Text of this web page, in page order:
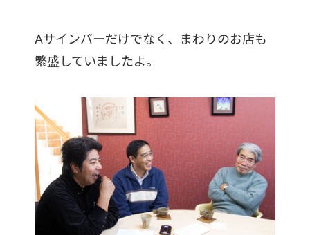
Aサインバーだけでなく、まわりのお店も
繁盛していましたよ。